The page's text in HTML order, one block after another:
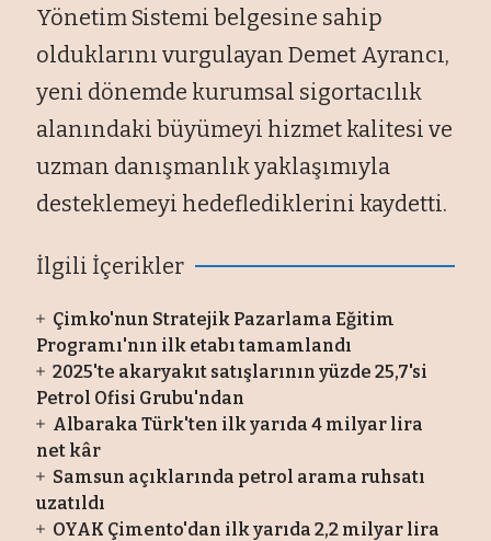
Yönetim Sistemi belgesine sahip
olduklarını vurgulayan Demet Ayrancı,
yeni dönemde kurumsal sigortacılık
alanındaki büyümeyi hizmet kalitesi ve
uzman danışmanlık yaklaşımıyla
desteklemeyi hedeflediklerini kaydetti.
İlgili İçerikler
Çimko'nun Stratejik Pazarlama Eğitim
Programı'nın ilk etabı tamamlandı
2025'te akaryakıt satışlarının yüzde 25,7'si
Petrol Ofisi Grubu'ndan
Albaraka Türk'ten ilk yarıda 4 milyar lira
net kâr
Samsun açıklarında petrol arama ruhsatı
uzatıldı
OYAK Çimento'dan ilk yarıda 2,2 milyar lira